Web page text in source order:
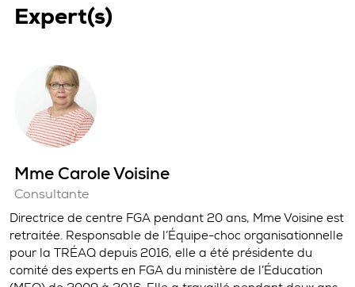
Expert(s)
Mme Carole Voisine
Consultante
Directrice de centre FGA pendant 20 ans, Mme Voisine est
retraitée. Responsable de l’Équipe-choc organisationnelle
pour la TRÉAQ depuis 2016, elle a été présidente du
comité des experts en FGA du ministère de l’Éducation